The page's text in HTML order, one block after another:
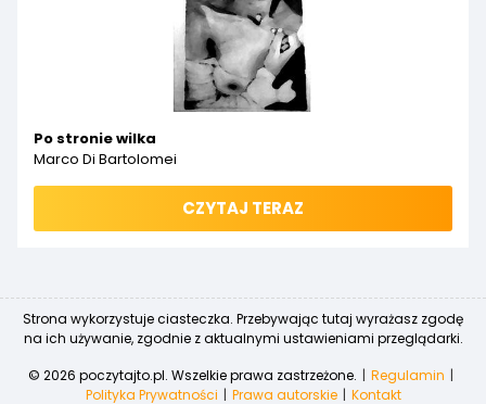
Po stronie wilka
Marco Di Bartolomei
CZYTAJ TERAZ
Strona wykorzystuje ciasteczka. Przebywając tutaj wyrażasz zgodę
na ich używanie, zgodnie z aktualnymi ustawieniami przeglądarki.
© 2026 poczytajto.pl. Wszelkie prawa zastrzeżone.
Regulamin
Polityka Prywatności
Prawa autorskie Kontakt